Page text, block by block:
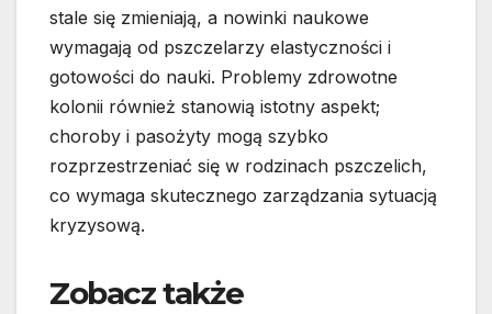
stale się zmieniają, a nowinki naukowe
wymagają od pszczelarzy elastyczności i
gotowości do nauki. Problemy zdrowotne
kolonii również stanowią istotny aspekt;
choroby i pasożyty mogą szybko
rozprzestrzeniać się w rodzinach pszczelich,
co wymaga skutecznego zarządzania sytuacją
kryzysową.
Zobacz także